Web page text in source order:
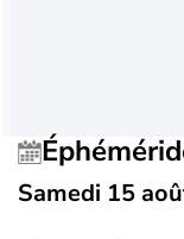
Samedi 15